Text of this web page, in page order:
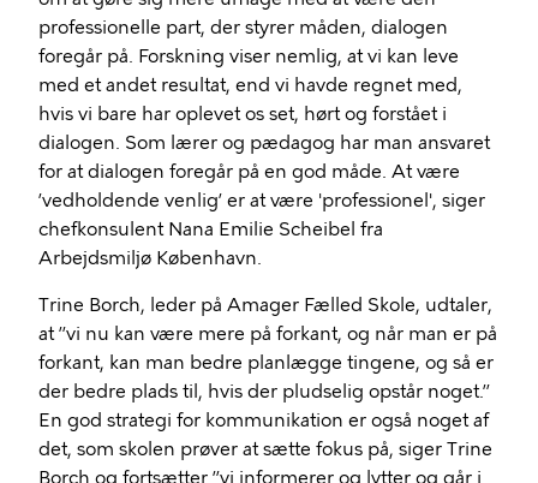
professionelle part, der styrer måden, dialogen
foregår på. Forskning viser nemlig, at vi kan leve
med et andet resultat, end vi havde regnet med,
hvis vi bare har oplevet os set, hørt og forstået i
dialogen. Som lærer og pædagog har man ansvaret
for at dialogen foregår på en god måde. At være
’vedholdende venlig’ er at være 'professionel', siger
chefkonsulent Nana Emilie Scheibel fra
Arbejdsmiljø København.
Trine Borch, leder på Amager Fælled Skole, udtaler,
at ’’vi nu kan være mere på forkant, og når man er på
forkant, kan man bedre planlægge tingene, og så er
der bedre plads til, hvis der pludselig opstår noget.’’
En god strategi for kommunikation er også noget af
det, som skolen prøver at sætte fokus på, siger Trine
Borch og fortsætter ’’vi informerer og lytter og går i